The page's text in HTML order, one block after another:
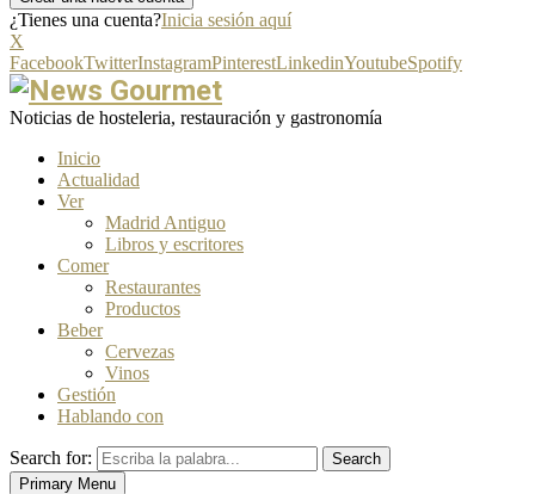
¿Tienes una cuenta?Inicia sesión aquí
X
FacebookTwitterInstagramPinterestLinkedinYoutubeSpotify
Noticias de hosteleria, restauración y gastronomía
Inicio
Actualidad
Ver
Madrid Antiguo
Libros y escritores
Comer
Restaurantes
Productos
Beber
Cervezas
Vinos
Gestión
Hablando con
Search for:
Search
Primary Menu